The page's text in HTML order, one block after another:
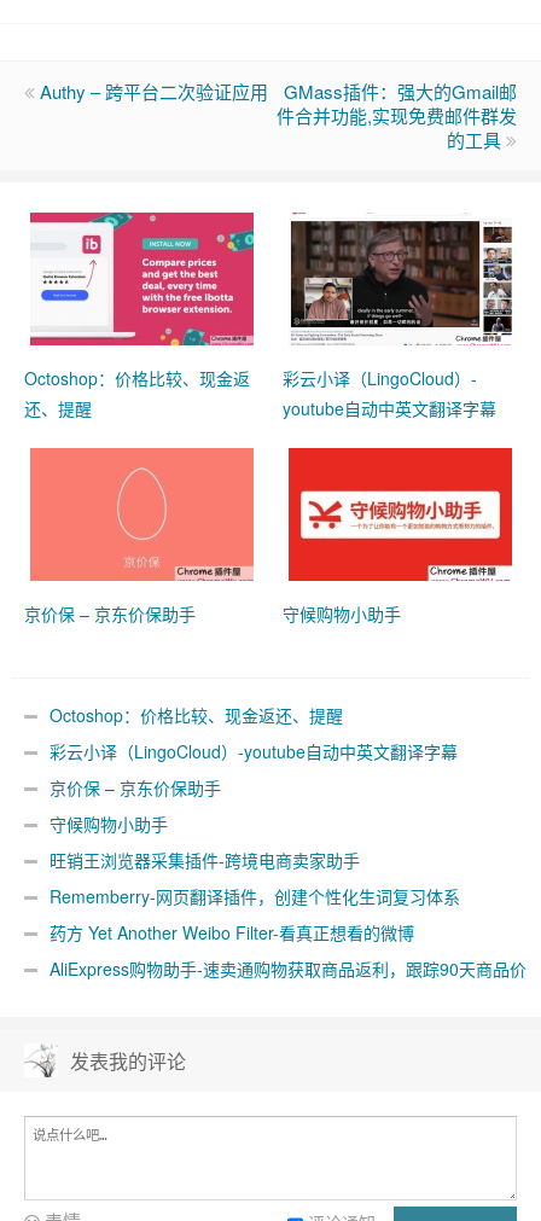
Authy – 跨平台二次验证应用
GMass插件：强大的Gmail邮
件合并功能,实现免费邮件群发
的工具
Octoshop：价格比较、现金返
还、提醒
彩云小译（LingoCloud）-
youtube自动中英文翻译字幕
京价保 – 京东价保助手 守候购物小助手
Octoshop：价格比较、现金返还、提醒
彩云小译（LingoCloud）-youtube自动中英文翻译字幕
京价保 – 京东价保助手
守候购物小助手
旺销王浏览器采集插件-跨境电商卖家助手
Rememberry-网页翻译插件，创建个性化生词复习体系
药方 Yet Another Weibo Filter-看真正想看的微博
AliExpress购物助手-速卖通购物获取商品返利，跟踪90天商品价
发表我的评论